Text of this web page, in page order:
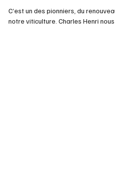
C’est un des pionniers, du
notre viticulture. Charles Henri nous